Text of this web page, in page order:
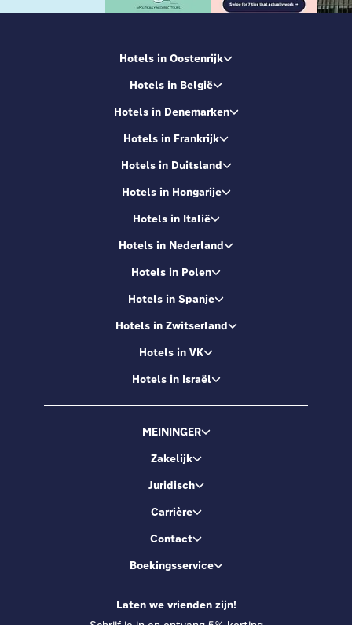
Hotels in Oostenrijk
Hotels in België
Hotels in Denemarken
Hotels in Frankrijk
Hotels in Duitsland
Hotels in Hongarije
Hotels in Italië
Hotels in Nederland
Hotels in Polen
Hotels in Spanje
Hotels in Zwitserland
Hotels in VK
Hotels in Israël
MEININGER
Zakelijk
Juridisch
Carrière
Contact
Boekingsservice
Laten we vrienden zijn!